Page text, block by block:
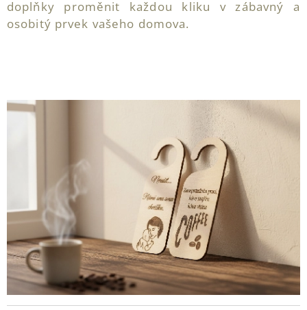
doplňky proměnit každou kliku v zábavný a
osobitý prvek vašeho domova.